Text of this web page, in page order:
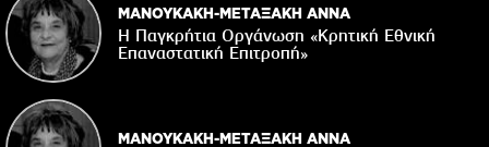
ΜΑΝΟΥΚΑΚΗ-ΜΕΤΑΞΑΚΗ ΑΝΝΑ
Η Παγκρήτια Οργάνωση «Κρητική Εθνική
Επαναστατική Eπιτροπή»
ΜΑΝΟΥΚΑΚΗ-ΜΕΤΑΞΑΚΗ ΑΝΝΑ